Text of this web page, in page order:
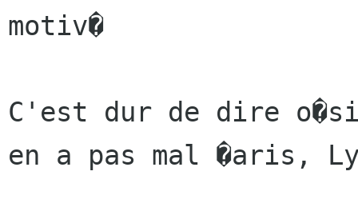
motiv�
C'est dur de dire
en a pas mal �aris,